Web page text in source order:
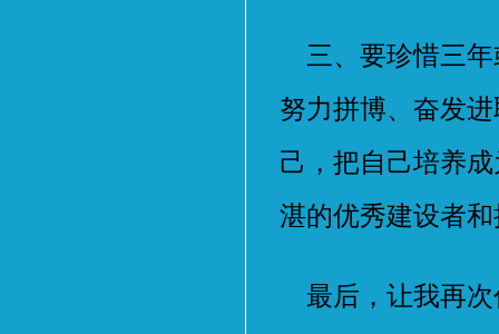
三、要珍惜三年
努力拼博、奋发
己，把自己培养
湛的优秀建设者
最后，让我再次